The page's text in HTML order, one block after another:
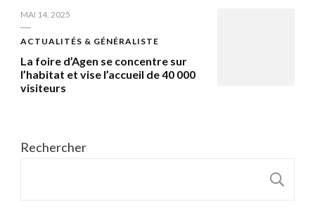
MAI 14, 2025
ACTUALITÉS & GÉNÉRALISTE
La foire d’Agen se concentre sur
l’habitat et vise l’accueil de 40 000
visiteurs
Rechercher